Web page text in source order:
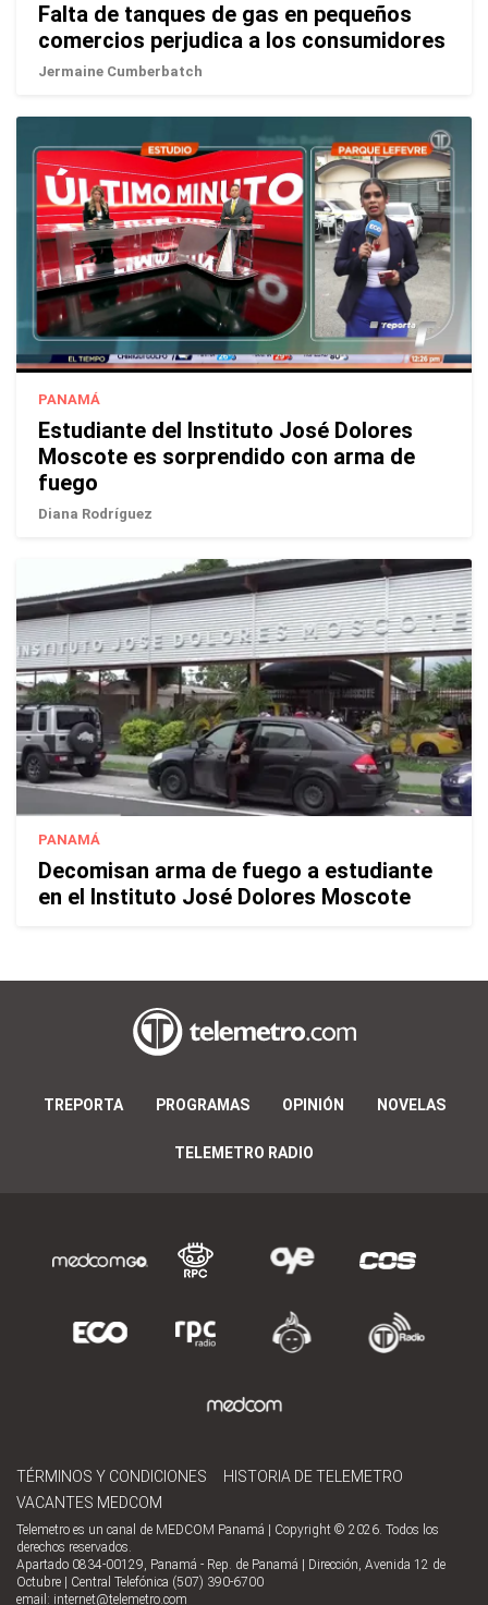
Falta de tanques de gas en pequeños
comercios perjudica a los consumidores
Jermaine Cumberbatch
PANAMÁ
Estudiante del Instituto José Dolores
Moscote es sorprendido con arma de
fuego
Diana Rodríguez
PANAMÁ
Decomisan arma de fuego a estudiante
en el Instituto José Dolores Moscote
TREPORTA PROGRAMAS OPINIÓN NOVELAS
TELEMETRO RADIO
TÉRMINOS Y CONDICIONES
HISTORIA DE TELEMETRO
VACANTES MEDCOM
Telemetro es un canal de MEDCOM Panamá | Copyright © 2026. Todos los
derechos reservados.
Apartado 0834-00129, Panamá - Rep. de Panamá | Dirección, Avenida 12 de
Octubre | Central Telefónica (507) 390-6700
email: internet@telemetro.com